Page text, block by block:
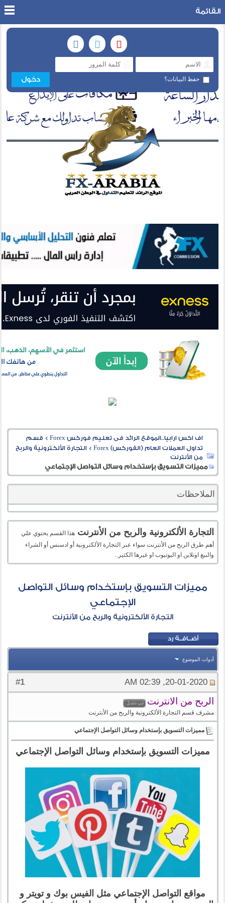
حفظ البيانات؟
القائمة
اف اكس ارابيا..الموقع الرائد فى تعليم فوركس Forex > قسم
تداول العملات العام (الفوركس) Forex
>التجارة الألكترونية والربح
من الأنترنت
مميزات التسويق بإستخدام وسائل التواصل الإجتماعي
الملاحظات
التجارة الألكترونية والربح من الأنترنت هذا القسم يحتوي علي
أهم طرق الربح من الأنترنت سواء عبر التجارة الألكترونية أو ادسنس أو الشراء
والبيع اونلاين او اليوتيوب او غيرها الكثير..
مميزات التسويق بإستخدام وسائل التواصل
الإجتماعي
التجارة الألكترونية والربح من الأنترنت
أدوات الموضوع
#
1 20-01-2020, 02:39 AM
الربح من الانترنت
مشرف قسم التجارة الألكترونية والربح من الأنترنت
مميزات التسويق بإستخدام وسائل التواصل الإجتماعي
مميزات التسويق بإستخدام وسائل التواصل الإجتماعي
مواقع التواصل الإجتماعي مثل الفيس بوك و تويتر و